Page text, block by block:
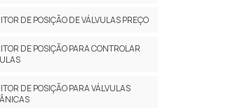
DE POSIÇÃO DE VÁLVULAS PREÇO
DE POSIÇÃO PARA CONTROLAR
DE POSIÇÃO PARA VÁLVULAS